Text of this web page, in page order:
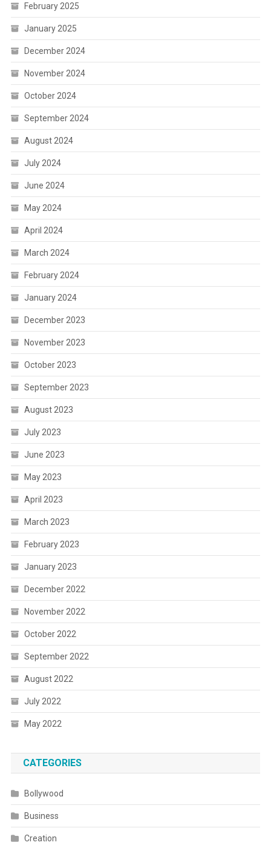
February 2025
January 2025
December 2024
November 2024
October 2024
September 2024
August 2024
July 2024
June 2024
May 2024
April 2024
March 2024
February 2024
January 2024
December 2023
November 2023
October 2023
September 2023
August 2023
July 2023
June 2023
May 2023
April 2023
March 2023
February 2023
January 2023
December 2022
November 2022
October 2022
September 2022
August 2022
July 2022
May 2022
CATEGORIES
Bollywood
Business
Creation